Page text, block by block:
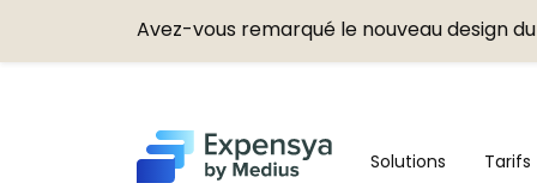
Avez-vous remarqué le nouveau design
Expensya
Solutions Tarifs